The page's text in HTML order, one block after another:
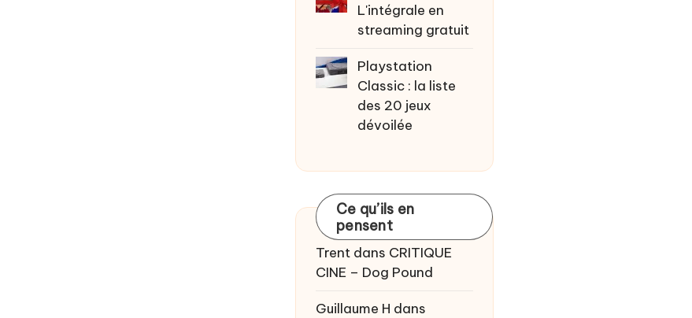
L'intégrale en
streaming gratuit
Playstation
Classic : la liste
des 20 jeux
dévoilée
Ce qu’ils en
pensent
Trent dans CRITIQUE
CINE – Dog Pound
Guillaume H dans